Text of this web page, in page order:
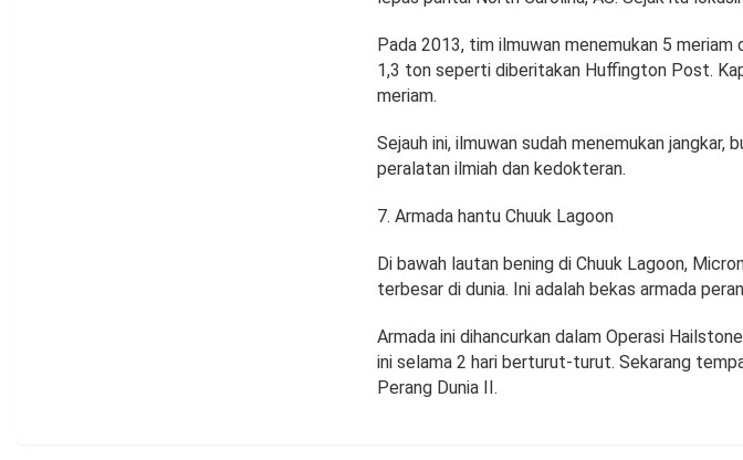
Pada 2013, tim ilmuwan menemukan 5
1,3 ton seperti diberitakan Huffington Post.
meriam.
Sejauh ini, ilmuwan sudah menemukan jangkar,
peralatan ilmiah dan kedokteran.
Armada hantu Chuuk Lagoon
Di bawah lautan bening di Chuuk Lagoon,
terbesar di dunia. Ini adalah bekas armada
Armada ini dihancurkan dalam Operasi
ini selama 2 hari berturut-turut. Sekarang
Perang Dunia II.